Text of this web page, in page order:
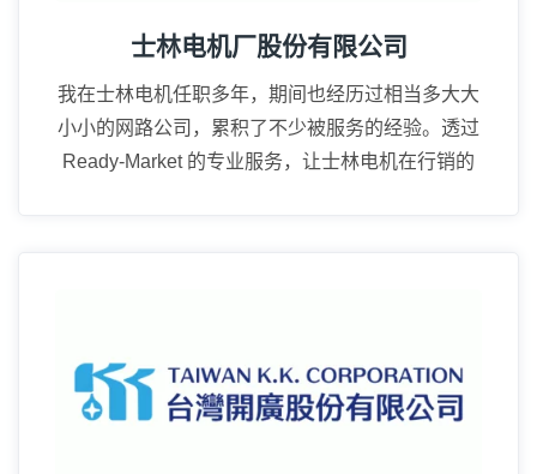
士林电机厂股份有限公司
我在士林电机任职多年，期间也经历过相当多大大
小小的网路公司，累积了不少被服务的经验。透过
Ready-Market 的专业服务，让士林电机在行销的